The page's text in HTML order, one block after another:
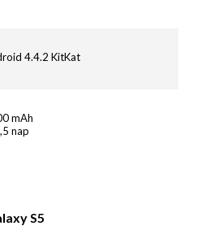
bizonyára megkapja
dátuma kérdéses.
4.4.2 KitKat
mAh
nap
S5